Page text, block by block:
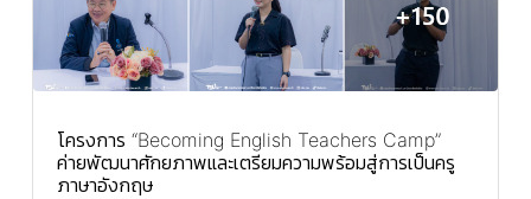
โครงการ “Becoming English Teachers Camp”
ค่ายพัฒนาศักยภาพและเตรียมความพร้อมสู่การเป็นครู
ภาษาอังกฤษ